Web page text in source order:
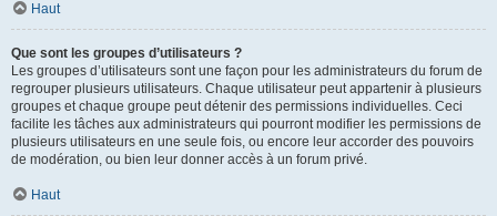
Haut
Que sont les groupes d’utilisateurs ?
Les groupes d’utilisateurs sont une façon pour les administrateurs du forum de
regrouper plusieurs utilisateurs. Chaque utilisateur peut appartenir à plusieurs
groupes et chaque groupe peut détenir des permissions individuelles. Ceci
facilite les tâches aux administrateurs qui pourront modifier les permissions de
plusieurs utilisateurs en une seule fois, ou encore leur accorder des pouvoirs
de modération, ou bien leur donner accès à un forum privé.
Haut